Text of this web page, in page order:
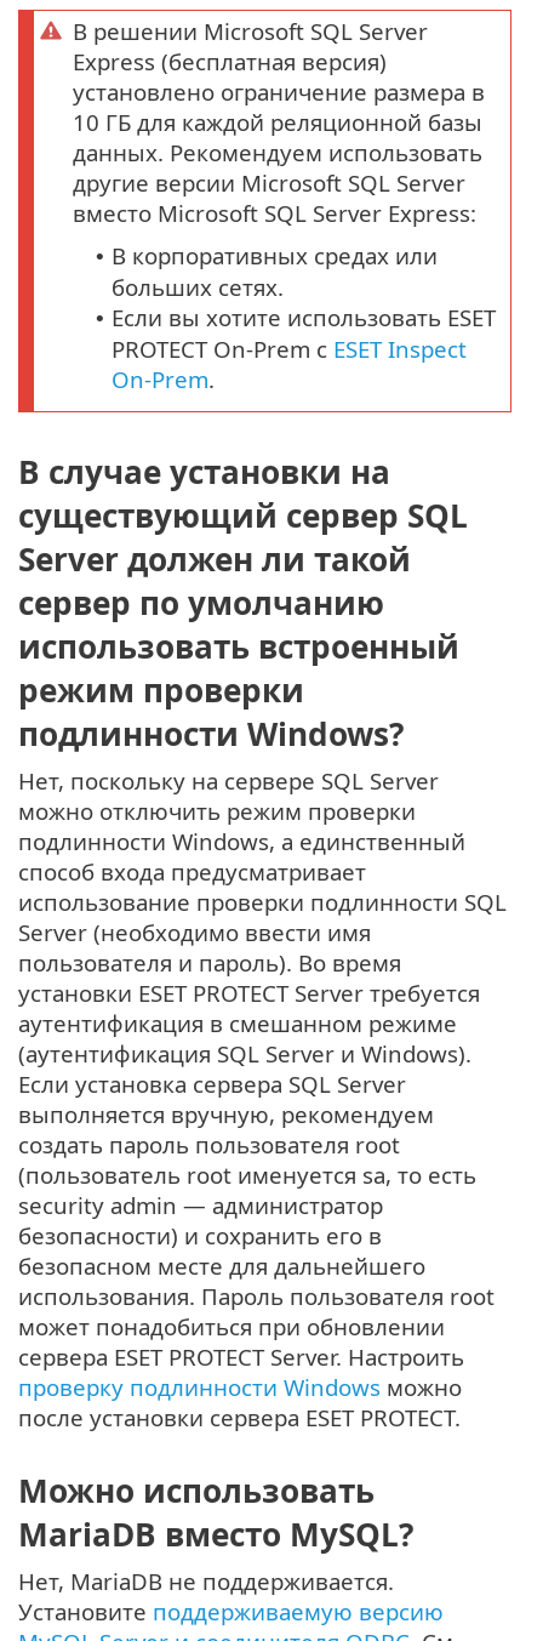
В решении Microsoft SQL Server
Express (бесплатная версия)
установлено ограничение размера в
10 ГБ для каждой реляционной базы
данных. Рекомендуем использовать
другие версии Microsoft SQL Server
вместо Microsoft SQL Server Express:
• В корпоративных средах или
больших сетях.
• Если вы хотите использовать ESET
PROTECT On-Prem с ESET Inspect
On-Prem.
В случае установки на
существующий сервер SQL
Server должен ли такой
сервер по умолчанию
использовать встроенный
режим проверки
подлинности Windows?
Нет, поскольку на сервере SQL Server
можно отключить режим проверки
подлинности Windows, а единственный
способ входа предусматривает
использование проверки подлинности SQL
Server (необходимо ввести имя
пользователя и пароль). Во время
установки ESET PROTECT Server требуется
аутентификация в смешанном режиме
(аутентификация SQL Server и Windows).
Если установка сервера SQL Server
выполняется вручную, рекомендуем
создать пароль пользователя root
(пользователь root именуется sa, то есть
security admin — администратор
безопасности) и сохранить его в
безопасном месте для дальнейшего
использования. Пароль пользователя root
может понадобиться при обновлении
сервера ESET PROTECT Server. Настроить
проверку подлинности Windows можно
после установки сервера ESET PROTECT.
Можно использовать
MariaDB вместо MySQL?
Нет, MariaDB не поддерживается.
Установите поддерживаемую версию